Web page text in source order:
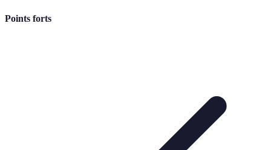
Points forts